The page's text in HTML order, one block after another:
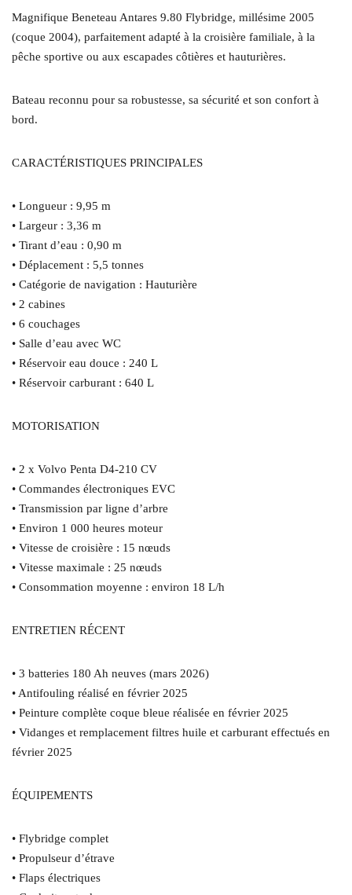
Magnifique Beneteau Antares 9.80 Flybridge, millésime 2005
(coque 2004), parfaitement adapté à la croisière familiale, à la
pêche sportive ou aux escapades côtières et hauturières.
Bateau reconnu pour sa robustesse, sa sécurité et son confort à
bord.
CARACTÉRISTIQUES PRINCIPALES
• Longueur : 9,95 m
• Largeur : 3,36 m
• Tirant d’eau : 0,90 m
• Déplacement : 5,5 tonnes
• Catégorie de navigation : Hauturière
• 2 cabines
• 6 couchages
• Salle d’eau avec WC
• Réservoir eau douce : 240 L
• Réservoir carburant : 640 L
MOTORISATION
• 2 x Volvo Penta D4-210 CV
• Commandes électroniques EVC
• Transmission par ligne d’arbre
• Environ 1 000 heures moteur
• Vitesse de croisière : 15 nœuds
• Vitesse maximale : 25 nœuds
• Consommation moyenne : environ 18 L/h
ENTRETIEN RÉCENT
• 3 batteries 180 Ah neuves (mars 2026)
• Antifouling réalisé en février 2025
• Peinture complète coque bleue réalisée en février 2025
• Vidanges et remplacement filtres huile et carburant effectués en
février 2025
ÉQUIPEMENTS
• Flybridge complet
• Propulseur d’étrave
• Flaps électriques